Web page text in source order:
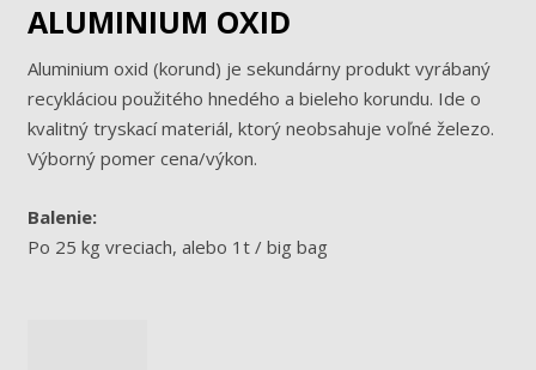
ALUMINIUM OXID
Aluminium oxid (korund) je sekundárny produkt vyrábaný
recykláciou použitého hnedého a bieleho korundu. Ide o
kvalitný tryskací materiál, ktorý neobsahuje voľné železo.
Výborný pomer cena/výkon.
Balenie:
Po 25 kg vreciach, alebo 1t / big bag